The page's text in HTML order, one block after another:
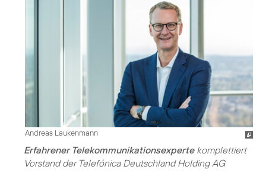
Andreas Laukenmann
Erfahrener Telekommunikationsexpertekomplettiert
Vorstand der Telefónica Deutschland Holding AG